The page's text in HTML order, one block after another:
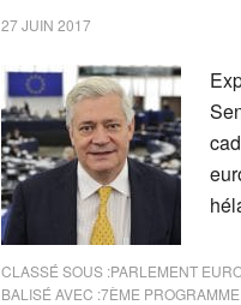
27 JUIN 2017
CLASSÉ SOUS :PARLEMENT
BALISÉ AVEC :7ÈME